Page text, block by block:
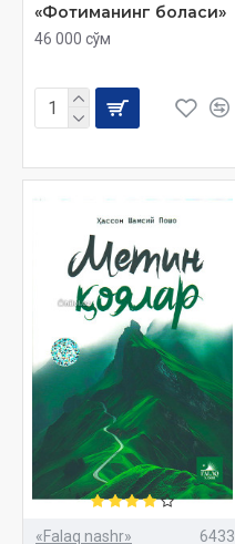
«Фотиманинг боласи»‎
46 000 сўм
«Falaq nashr» 6433